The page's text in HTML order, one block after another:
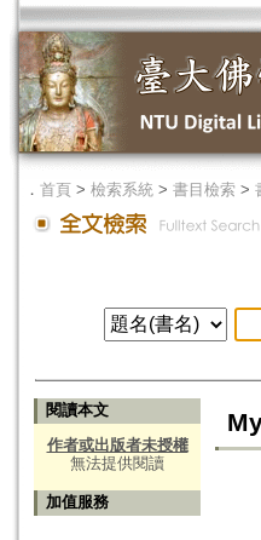
． 首頁 > 檢索系統 > 書目檢索 >
閱讀本文
作者或出版者未授權
無法提供閱讀
加值服務